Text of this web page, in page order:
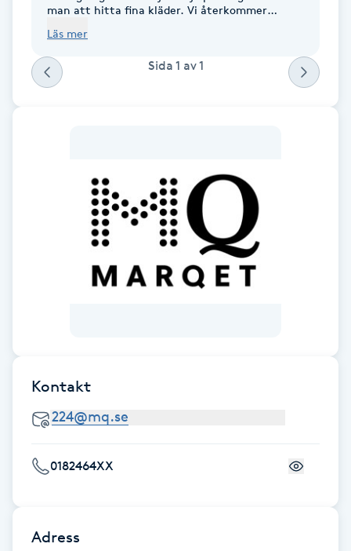
Damklippning
Dermapen
Enzympeeling
Eyeliner-tatuering
Face framing
Faceliftmassage
Fet hårbotten
Fettreducering
man att hitta fina kläder. Vi återkommer
Läs mer
Sida 1 av1
Kontakt
0182464XX
Adress